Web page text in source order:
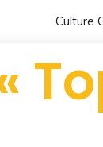
Culture